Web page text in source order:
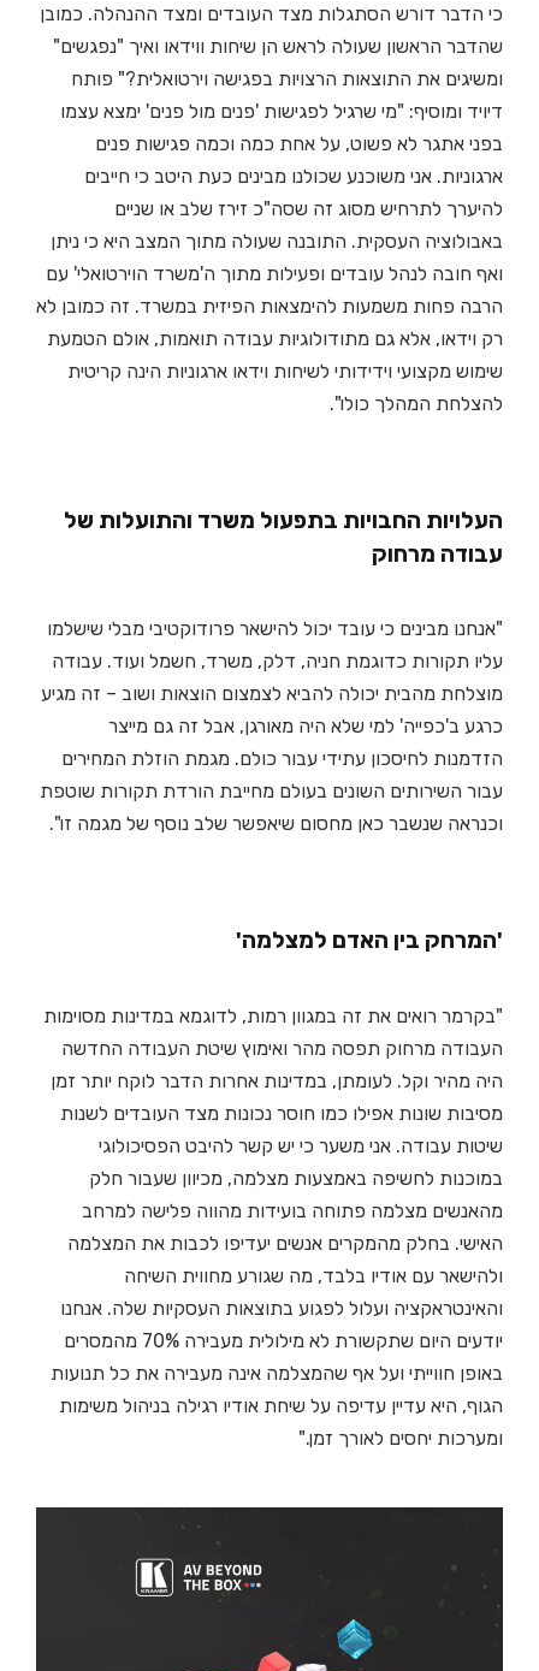
כי הדבר דורש הסתגלות מצד העובדים ומצד ההנהלה. כמובן
שהדבר הראשון שעולה לראש הן שיחות ווידאו ואיך "נפגשים"
ומשיגים את התוצאות הרצויות בפגישה וירטואלית?" פותח
דיויד ומוסיף: "מי שרגיל לפגישות 'פנים מול פנים' ימצא עצמו
בפני אתגר לא פשוט, על אחת כמה וכמה פגישות פנים
ארגוניות. אני משוכנע שכולנו מבינים כעת היטב כי חייבים
להיערך לתרחיש מסוג זה שסה"כ זירז שלב או שניים
באבולוציה העסקית. התובנה שעולה מתוך המצב היא כי ניתן
ואף חובה לנהל עובדים ופעילות מתוך ה'משרד הוירטואלי' עם
הרבה פחות משמעות להימצאות הפיזית במשרד. זה כמובן לא
רק וידאו, אלא גם מתודולוגיות עבודה תואמות, אולם הטמעת
שימוש מקצועי וידידותי לשיחות וידאו ארגוניות הינה קריטית
להצלחת המהלך כולו".
העלויות החבויות בתפעול משרד והתועלות של
עבודה מרחוק
"אנחנו מבינים כי עובד יכול להישאר פרודוקטיבי מבלי שישלמו
עליו תקורות כדוגמת חניה, דלק, משרד, חשמל ועוד. עבודה
מוצלחת מהבית יכולה להביא לצמצום הוצאות ושוב – זה מגיע
כרגע ב'כפייה' למי שלא היה מאורגן, אבל זה גם מייצר
הזדמנות לחיסכון עתידי עבור כולם. מגמת הוזלת המחירים
עבור השירותים השונים בעולם מחייבת הורדת תקורות שוטפת
וכנראה שנשבר כאן מחסום שיאפשר שלב נוסף של מגמה זו".
'המרחק בין האדם למצלמה'
"בקרמר רואים את זה במגוון רמות, לדוגמא במדינות מסוימות
העבודה מרחוק תפסה מהר ואימוץ שיטת העבודה החדשה
היה מהיר וקל. לעומתן, במדינות אחרות הדבר לוקח יותר זמן
מסיבות שונות אפילו כמו חוסר נכונות מצד העובדים לשנות
שיטות עבודה. אני משער כי יש קשר להיבט הפסיכולוגי
במוכנות לחשיפה באמצעות מצלמה, מכיוון שעבור חלק
מהאנשים מצלמה פתוחה בועידות מהווה פלישה למרחב
האישי. בחלק מהמקרים אנשים יעדיפו לכבות את המצלמה
ולהישאר עם אודיו בלבד, מה שגורע מחווית השיחה
והאינטראקציה ועלול לפגוע בתוצאות העסקיות שלה. אנחנו
יודעים היום שתקשורת לא מילולית מעבירה 70% מהמסרים
באופן חווייתי ועל אף שהמצלמה אינה מעבירה את כל תנועות
הגוף, היא עדיין עדיפה על שיחת אודיו רגילה בניהול משימות
ומערכות יחסים לאורך זמן."